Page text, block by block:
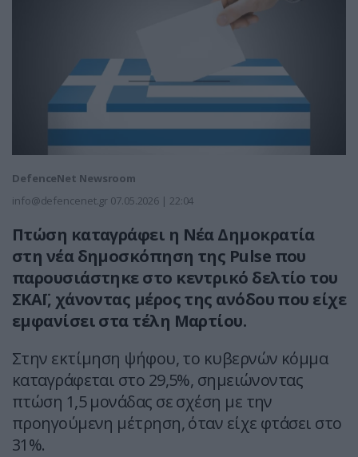
DefenceNet Newsroom
info@defencenet.gr 07.05.2026 | 22:04
Πτώση καταγράφει η Νέα Δημοκρατία
στη νέα δημοσκόπηση της Pulse που
παρουσιάστηκε στο κεντρικό δελτίο του
ΣΚΑΪ, χάνοντας μέρος της ανόδου που είχε
εμφανίσει στα τέλη Μαρτίου.
Στην εκτίμηση ψήφου, το κυβερνών κόμμα
καταγράφεται στο 29,5%, σημειώνοντας
πτώση 1,5 μονάδας σε σχέση με την
προηγούμενη μέτρηση, όταν είχε φτάσει στο
31%.